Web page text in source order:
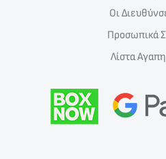
Οι
Προσωπικά
Λίστα